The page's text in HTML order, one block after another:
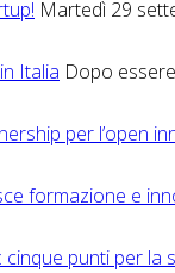
Martedì 29
Italia Dopo
per l’open
formazione e
punti per la